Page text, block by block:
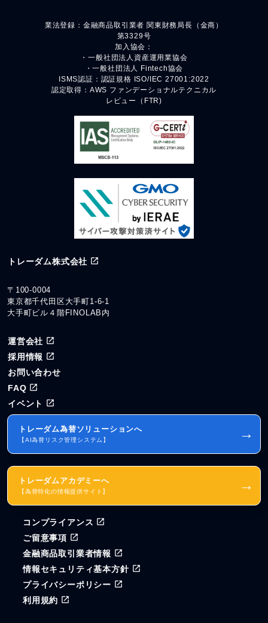
業法登録：金融商品取引業者 関東財務局長（金商）
第3329号
加入協会：
・一般社団法人資産運用業協会
・一般社団法人 Fintech協会
ISMS認証：認証規格 ISO/IEC 27001:2022
認定取得：AWS ファンデーショナルテクニカル
レビュー（FTR)
トレーダム株式会社
〒100-0004
東京都千代田区大手町1-6-1
大手町ビル４階FINOLAB内
運営会社
採用情報
お問い合わせ
FAQ
イベント
トレーダム為替ソリューションへ
【AI為替リスク管理システム】 →
トレーダムアカデミーへ
【為替特化の情報提供サイト】 →
コンプライアンス
ご留意事項
金融商品取引業者情報
情報セキュリティ基本方針
プライバシーポリシー
利用規約